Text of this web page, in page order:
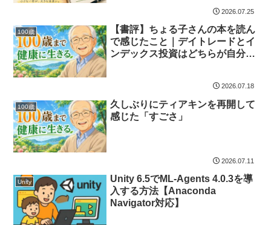
2026.07.25
100歳
【書評】ちょる子さんの本を読ん
で感じたこと｜デイトレードとイ
ンデックス投資はどちらが自分に
2026.07.18
100歳
久しぶりにティアキンを再開して
感じた「すごさ」
2026.07.11
Unity
Unity 6.5でML-Agents 4.0.3を導
入する方法【Anaconda
Navigator対応】